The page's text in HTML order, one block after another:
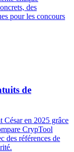
des
pour les concours
de
César en 2025 grâce
CrypTool
des références de